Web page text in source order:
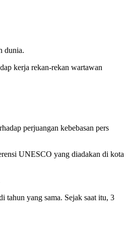
dunia.
kerja rekan-rekan wartawan
perjuangan kebebasan pers
UNESCO yang diadakan di kota
tahun yang sama. Sejak saat itu, 3